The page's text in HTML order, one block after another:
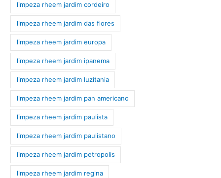
limpeza rheem jardim cordeiro
limpeza rheem jardim das flores
limpeza rheem jardim europa
limpeza rheem jardim ipanema
limpeza rheem jardim luzitania
limpeza rheem jardim pan americano
limpeza rheem jardim paulista
limpeza rheem jardim paulistano
limpeza rheem jardim petropolis
limpeza rheem jardim regina